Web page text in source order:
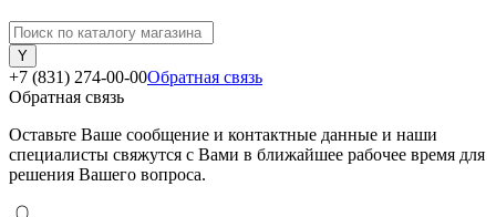
+7 (831) 274-00-00Обратная связь
Обратная связь
Оставьте Ваше сообщение и контактные данные и наши
специалисты свяжутся с Вами в ближайшее рабочее время для
решения Вашего вопроса.